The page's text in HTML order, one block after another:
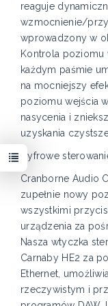
reaguje
wzmocnienie/
wprowadzony w
Kontrola
każdym paśmie
na mocniejszy
poziomu wejścia
nasycenia i
uzyskania
Cyfrowe
Cranborne Audio
zupełnie nowy
wszystkimi
urządzenia za
Nasza wtyczka
Carnaby HE2 za
Ethernet,
rzeczywistym i